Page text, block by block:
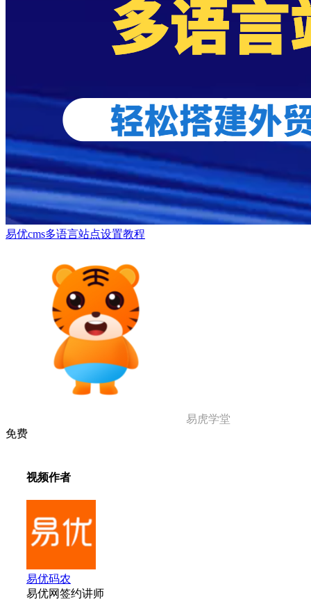
易优cms多语言站点设置教程
易虎学堂
免费
视频作者
易优码农
易优网签约讲师